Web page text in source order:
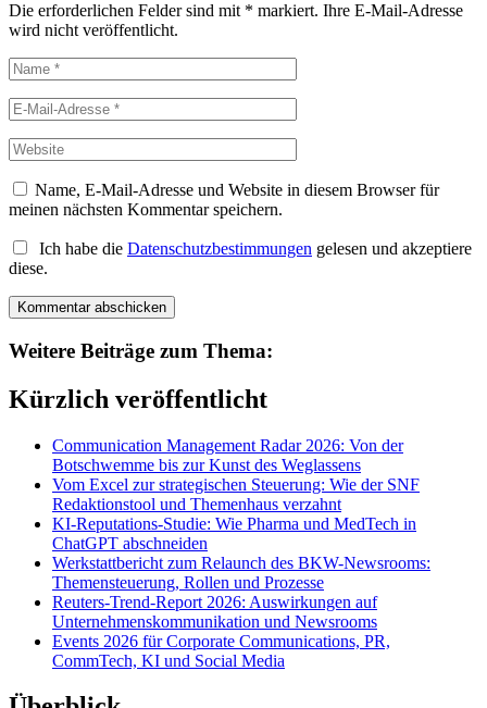
Die erforderlichen Felder sind mit * markiert. Ihre E-Mail-Adresse
wird nicht veröffentlicht.
Name, E-Mail-Adresse und Website in diesem Browser für
meinen nächsten Kommentar speichern.
Ich habe die Datenschutzbestimmungen gelesen und akzeptiere
diese.
Weitere Beiträge zum Thema:
Kürzlich veröffentlicht
Communication Management Radar 2026: Von der
Botschwemme bis zur Kunst des Weglassens
Vom Excel zur strategischen Steuerung: Wie der SNF
Redaktionstool und Themenhaus verzahnt
KI-Reputations-Studie: Wie Pharma und MedTech in
ChatGPT abschneiden
Werkstattbericht zum Relaunch des BKW-Newsrooms:
Themensteuerung, Rollen und Prozesse
Reuters-Trend-Report 2026: Auswirkungen auf
Unternehmenskommunikation und Newsrooms
Events 2026 für Corporate Communications, PR,
CommTech, KI und Social Media